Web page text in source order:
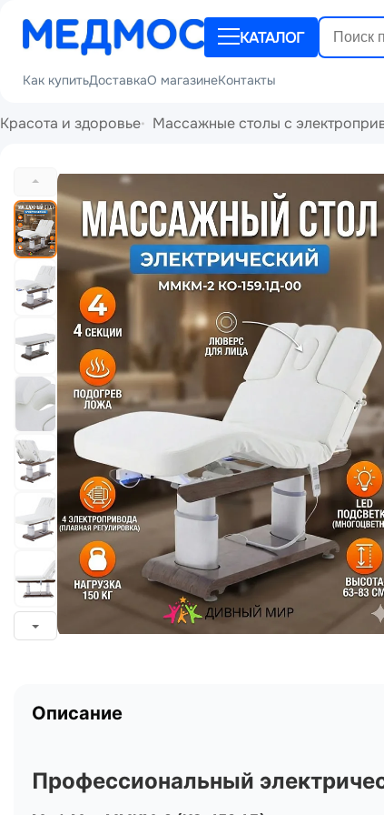
КАТАЛОГ
Как купитьДоставкаО магазинеКонтакты
Красота и здоровье Массажные столы с
Описание
Профессиональный